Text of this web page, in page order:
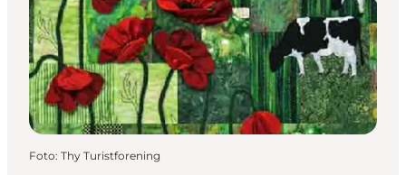
Events
Overnatning
Planlæg din ferie
Foto: Thy Turistforening